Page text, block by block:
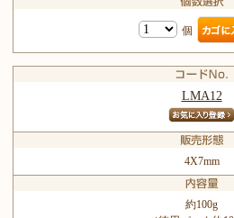
個
LMA12
4X7mm
約100g